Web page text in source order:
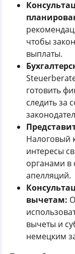
чтобы
выплаты.
готовить
следить за
Налоговый
интересы
органами в
апелляций.
вычетам:
вычеты и
немецким